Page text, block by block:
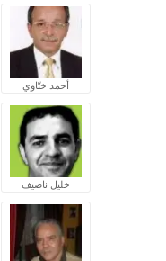
أحمد ختّاوي
خليل ناصيف